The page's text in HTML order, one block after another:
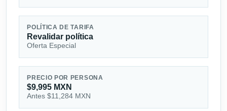
POLÍTICA DE TARIFA
Revalidar política
Oferta Especial
PRECIO POR PERSONA
$9,995 MXN
Antes $11,284 MXN